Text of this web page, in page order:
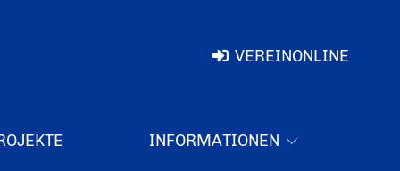
VEREINONLINE
INFORMATIONEN